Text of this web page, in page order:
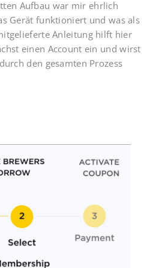
Aufbau war mir ehrlich
Gerät funktioniert und was als
Anleitung hilft hier
einen Account ein und wirst
den gesamten Prozess